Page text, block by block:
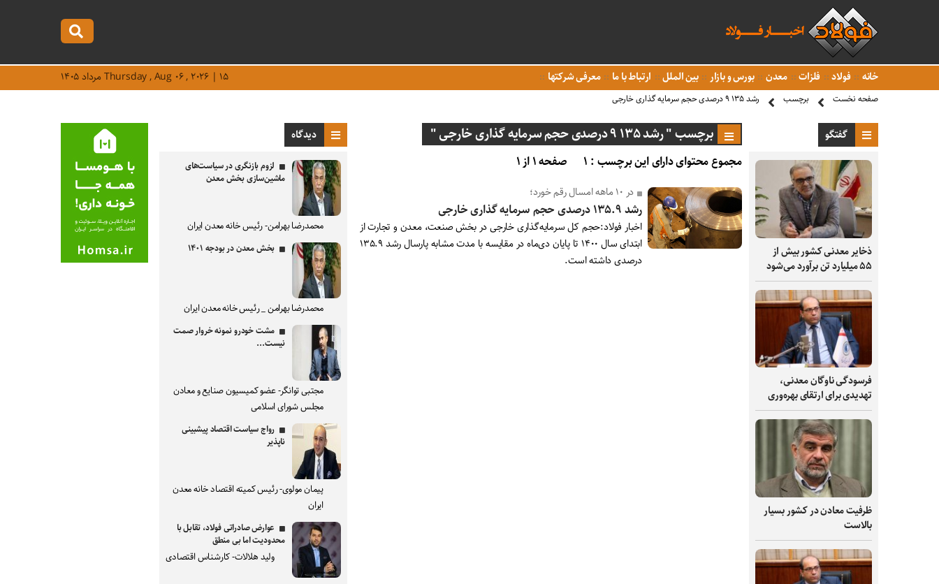
خانه فولاد فلزات معدن بورس و بازار بین الملل ارتباط با ما معرفی شرکتها Thursday , Aug ۰۶ , ۲۰۲۶ | ۱۵ مرداد ۱۴۰۵
صفحه نخست برچسب رشد ۱۳۵ ۹ درصدی حجم سرمایه گذاری خارجی
گفتگو
ذخایر معدنی کشور بیش از
۵۵ میلیارد تن برآورد می‌شود
فرسودگی ناوگان معدنی،
تهدیدی برای ارتقای بهره‌وری
ظرفیت‌ معادن در کشور بسیار
بالاست
برچسب " رشد ۱۳۵ ۹ درصدی حجم سرمایه گذاری خارجی "
مجموع محتوای دارای این برچسب : ۱ صفحه ۱ از ۱
در ۱۰ ماهه امسال رقم خورد؛
رشد ۱۳۵.۹ درصدی حجم سرمایه گذاری خارجی
اخبار فولاد:حجم کل سرمایه‌گذاری خارجی در بخش صنعت، معدن و تجارت از
ابتدای سال ۱۴۰۰ تا پایان دی‌ماه در مقایسه با مدت مشابه پارسال رشد ۱۳۵.۹
درصدی داشته است.
دیدگاه
لزوم بازنگری در سیاست‌های
ماشین‌سازی بخش معدن
محمدرضا بهرامن- رئیس خانه معدن ایران
بخش معدن در بودجه ۱۴۰۱
محمدرضا بهرامن _ رئیس خانه معدن ایران
مشت خودرو نمونه خروار صمت
نیست...
مجتبی توانگر- عضو کمیسیون صنایع و معادن
مجلس شورای اسلامی
رواج سیاست اقتصاد پیشبینی
ناپذیر
پیمان مولوی- رئیس کمیته اقتصاد خانه معدن
ایران
عوارض صادراتی فولاد، تقابل با
محدودیت اما بی منطق
ولید هلالات- کارشناس اقتصادی